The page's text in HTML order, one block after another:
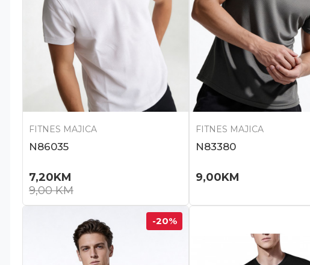
FITNES MAJICA
N86035
7,20KM
9,00KM
FITNES MAJICA
N83380
9,00KM
-20%